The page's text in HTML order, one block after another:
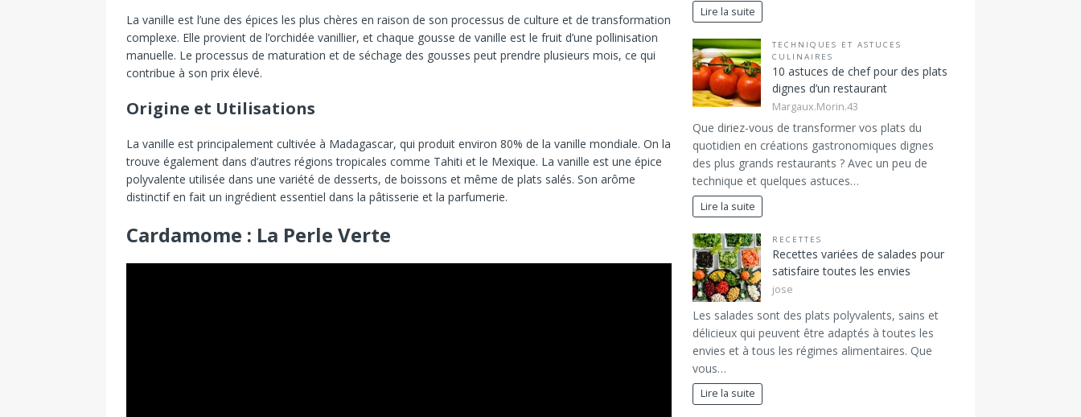
La vanille est l’une des épices les plus chères en raison de son processus de culture et de transformation
complexe. Elle provient de l’orchidée vanillier, et chaque gousse de vanille est le fruit d’une pollinisation
manuelle. Le processus de maturation et de séchage des gousses peut prendre plusieurs mois, ce qui
contribue à son prix élevé.
Origine et Utilisations
La vanille est principalement cultivée à Madagascar, qui produit environ 80% de la vanille mondiale. On la
trouve également dans d’autres régions tropicales comme Tahiti et le Mexique. La vanille est une épice
polyvalente utilisée dans une variété de desserts, de boissons et même de plats salés. Son arôme
distinctif en fait un ingrédient essentiel dans la pâtisserie et la parfumerie.
Cardamome : La Perle Verte
Lire la suite
TECHNIQUES ET ASTUCES
CULINAIRES
10 astuces de chef pour des plats
dignes d’un restaurant
Margaux.Morin.43
Que diriez-vous de transformer vos plats du
quotidien en créations gastronomiques dignes
des plus grands restaurants ? Avec un peu de
technique et quelques astuces…
Lire la suite
RECETTES
Recettes variées de salades pour
satisfaire toutes les envies
jose
Les salades sont des plats polyvalents, sains et
délicieux qui peuvent être adaptés à toutes les
envies et à tous les régimes alimentaires. Que
vous…
Lire la suite